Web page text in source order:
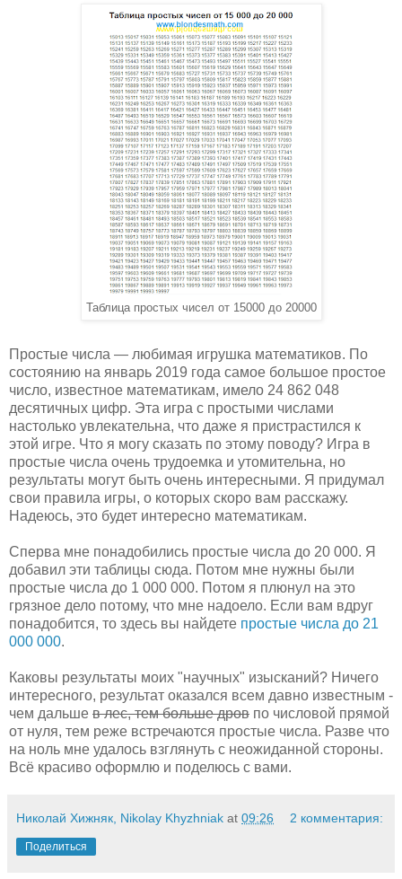
Таблица простых чисел от 15000 до 20000
Простые числа — любимая игрушка математиков. По
состоянию на январь 2019 года самое большое простое
число, известное математикам, имело 24 862 048
десятичных цифр. Эта игра с простыми числами
настолько увлекательна, что даже я пристрастился к
этой игре. Что я могу сказать по этому поводу? Игра в
простые числа очень трудоемка и утомительна, но
результаты могут быть очень интересными. Я придумал
свои правила игры, о которых скоро вам расскажу.
Надеюсь, это будет интересно математикам.
Сперва мне понадобились простые числа до 20 000. Я
добавил эти таблицы сюда. Потом мне нужны были
простые числа до 1 000 000. Потом я плюнул на это
грязное дело потому, что мне надоело. Если вам вдруг
понадобится, то здесь вы найдете простые числа до 21
000 000.
Каковы результаты моих "научных" изысканий? Ничего
интересного, результат оказался всем давно известным -
чем дальше в лес, тем больше дров по числовой прямой
от нуля, тем реже встречаются простые числа. Разве что
на ноль мне удалось взглянуть с неожиданной стороны.
Всё красиво оформлю и поделюсь с вами.
Николай Хижняк, Nikolay Khyzhniak at 09:26 2 комментария:
Поделиться